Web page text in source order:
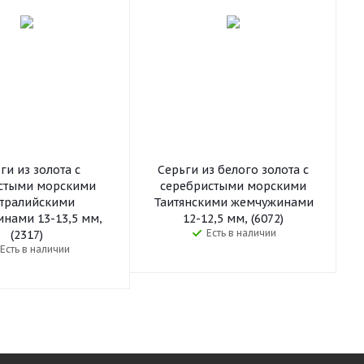
из золота с
морскими
13-13,5 мм,
(2317)
Есть в наличии
Серьги из белого золота с
серебристыми морскими
Таитянскими жемчужинами
12-12,5 мм, (6072)
Есть в наличии